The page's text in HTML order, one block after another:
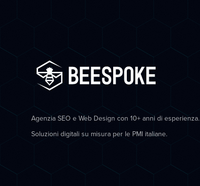
Agenzia SEO e Web Design con 10+ anni di esperienza.
Soluzioni digitali su misura per le PMI italiane.